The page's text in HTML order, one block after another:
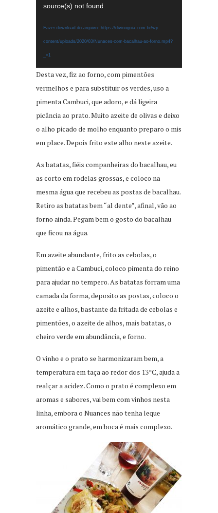
source(s) not found
Fazer download do arquivo: https://divinoguia.com.br/wp-
content/uploads/2020/03/Nunaces-com-bacalhau-ao-forno.mp4?
_=1
Desta vez, fiz ao forno, com pimentões
vermelhos e para substituir os verdes, uso a
pimenta Cambuci, que adoro, e dá ligeira
picância ao prato. Muito azeite de olivas e deixo
o alho picado de molho enquanto preparo o mis
em place. Depois frito este alho neste azeite.
As batatas, fiéis companheiras do bacalhau, eu
as corto em rodelas grossas, e coloco na
mesma água que recebeu as postas de bacalhau.
Retiro as batatas bem “al dente”, afinal, vão ao
forno ainda. Pegam bem o gosto do bacalhau
que ficou na água.
Em azeite abundante, frito as cebolas, o
pimentão e a Cambuci, coloco pimenta do reino
para ajudar no tempero. As batatas forram uma
camada da forma, deposito as postas, coloco o
azeite e alhos, bastante da fritada de cebolas e
pimentões, o azeite de alhos, mais batatas, o
cheiro verde em abundância, e forno.
O vinho e o prato se harmonizaram bem, a
temperatura em taça ao redor dos 13ºC, ajuda a
realçar a acidez. Como o prato é complexo em
aromas e sabores, vai bem com vinhos nesta
linha, embora o Nuances não tenha leque
aromático grande, em boca é mais complexo.